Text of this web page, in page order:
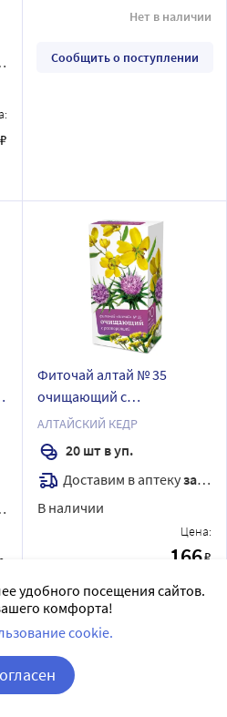
₽
Нет в наличии
Сообщить о поступлении
₽
Фиточай алтай № 35
очищающий с
расторопшей 2 гр 20 шт.
ф/п
АЛТАЙСКИЙ КЕДР
20 шт в уп.
Доставим в аптекузавтра
В наличии
Цена:
166₽
Купить
удобного посещения сайтов.
комфорта!
cookie.